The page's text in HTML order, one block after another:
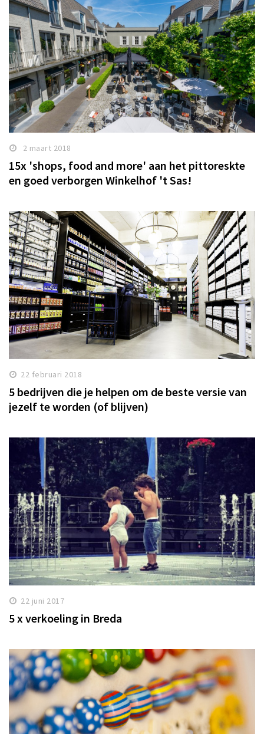
2 maart 2018
15x 'shops, food and more' aan het pittoreskte
en goed verborgen Winkelhof 't Sas!
22 februari 2018
5 bedrijven die je helpen om de beste versie van
jezelf te worden (of blijven)
22 juni 2017
5 x verkoeling in Breda